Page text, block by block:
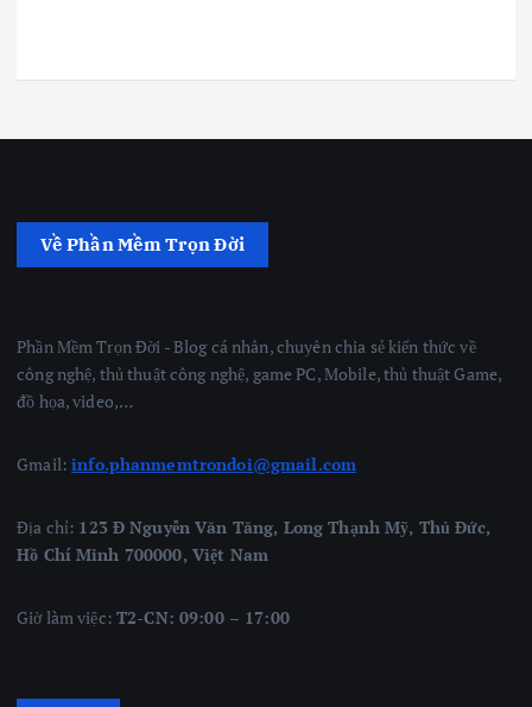
Về Phần Mềm Trọn Đời
Phần Mềm Trọn Đời - Blog cá nhân, chuyên chia sẻ kiến thức về
công nghệ, thủ thuật công nghệ, game PC, Mobile, thủ thuật Game,
đồ họa, video,…
Gmail:info.phanmemtrondoi@gmail.com
Địa chỉ: 123 Đ Nguyễn Văn Tăng, Long Thạnh Mỹ, Thủ Đức,
Hồ Chí Minh 700000, Việt Nam
Giờ làm việc:T2-CN: 09:00 – 17:00